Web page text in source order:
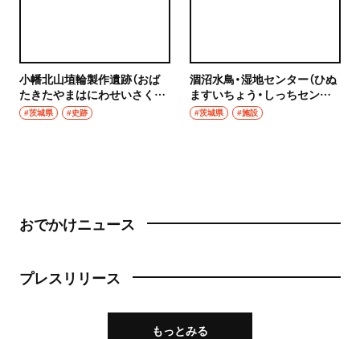
小幡北山埴輪製作遺跡（おば
たきたやまはにわせいさくい
せき）
#茨城県 #史跡
涸沼水鳥・湿地センター（ひぬ
ますいちょう・しっちセンタ
ー）
#茨城県 #施設
おでかけニュース
プレスリリース
もっとみる